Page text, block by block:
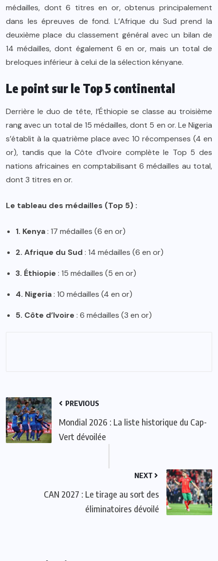
médailles, dont 6 titres en or, obtenus principalement
dans les épreuves de fond. L’Afrique du Sud prend la
deuxième place du classement général avec un bilan de
14 médailles, dont également 6 en or, mais un total de
breloques inférieur à celui de la sélection kényane.
Le point sur le Top 5 continental
Derrière le duo de tête, l’Éthiopie se classe au troisième
rang avec un total de 15 médailles, dont 5 en or. Le Nigeria
s’établit à la quatrième place avec 10 récompenses (4 en
or), tandis que la Côte d’Ivoire complète le Top 5 des
nations africaines en comptabilisant 6 médailles au total,
dont 3 titres en or.
Le tableau des médailles (Top 5) :
1. Kenya: 17 médailles (6 en or)
2. Afrique du Sud : 14 médailles (6 en or)
3. Éthiopie : 15 médailles (5 en or)
4. Nigeria: 10 médailles (4 en or)
5. Côte d’Ivoire : 6 médailles (3 en or)
PREVIOUS
Mondial 2026 : La liste historique du Cap-
Vert dévoilée
NEXT
CAN 2027 : Le tirage au sort des
éliminatoires dévoilé